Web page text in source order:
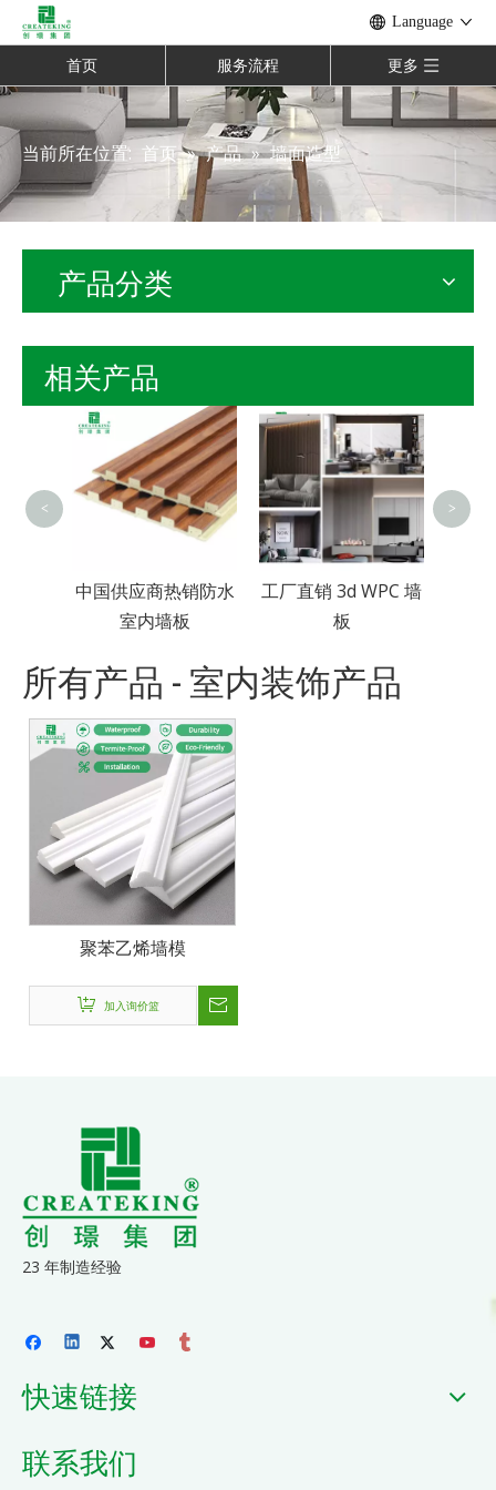
Language
首页 服务流程 更多
当前所在位置: 首页 » 产品 » 墙面造型
产品分类
相关产品
中国供应商热销防水
室内墙板
工厂直销 3d WPC 墙
板
< >
所有产品 - 室内装饰产品
聚苯乙烯墙模
加入询价篮
23 年制造经验
快速链接
联系我们